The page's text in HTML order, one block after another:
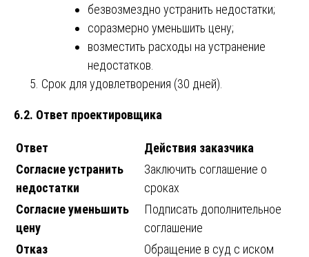
безвозмездно устранить недостатки;
соразмерно уменьшить цену;
возместить расходы на устранение
недостатков.
Срок для удовлетворения (30 дней).
6.2. Ответ проектировщика
Ответ
Действия заказчика
Согласие устранить
недостатки
Заключить соглашение о
сроках
Согласие уменьшить
цену
Подписать дополнительное
соглашение
Отказ
Обращение в суд с иском